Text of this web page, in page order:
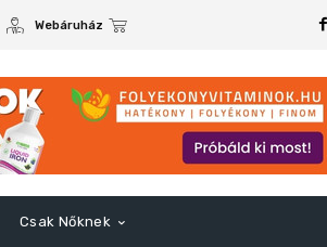
Webáruház
Csak Nőknek